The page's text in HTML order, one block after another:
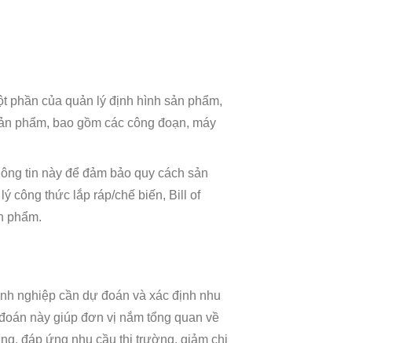
phần của quản lý định hình sản phẩm,
phẩm, bao gồm các công đoạn, máy
tin này để đảm bảo quy cách sản
công thức lắp ráp/chế biến, Bill of
phẩm.
nghiệp cần dự đoán và xác định nhu
này giúp đơn vị nắm tổng quan về
đáp ứng nhu cầu thị trường, giảm chi